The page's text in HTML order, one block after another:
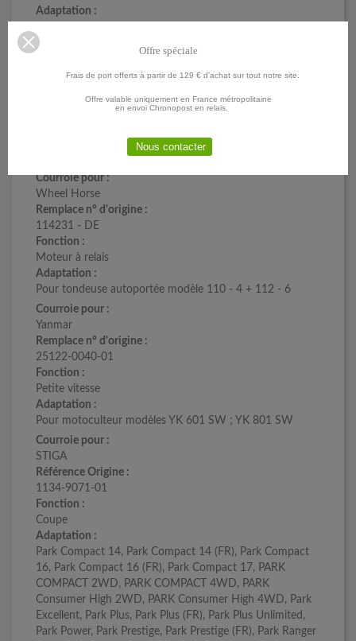
Adaptation :
Courroie pour :
Remplace n° d'origine :
62002656
MAMETORA SKD II 18.
Courroie pour :
Wheel Horse
Remplace n° d'origine :
114231 - DE
Fonction :
Moteur à relais
Adaptation :
Pour tondeuse autoportée modèle 110 - 4 + 112 - 6
Courroie pour :
Yanmar
Remplace n° d'origine :
25122-0040-01
Fonction :
Petite vitesse
Adaptation :
Pour motoculteur modèles YK 601 SW ; YK 801 SW
Courroie pour :
STIGA
Référence Origine :
1134-9071-01
Fonction :
Coupe
Adaptation :
Park Compact 14, Park Compact 14 (FR), Park Compact
16, Park Compact 16 (FR), Park Compact 17, PARK
COMPACT 2WD, PARK COMPACT 4WD, PARK
Consumer High 2WD, PARK Consumer High 4WD, Park
Excellent, Park Plus, Park Plus (FR), Park Plus Unlimited,
Park Power, Park Prestige, Park Prestige (FR), Park Ranger
Offre spéciale
Nous contacter
Offre valable uniquement en France métropolitaine
en envoi Chronopost en relais.
Frais de port offerts à partir de 129 € d'achat sur tout notre site.